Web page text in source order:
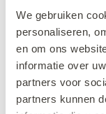
We gebruiken
personaliseren,
en om ons
informatie over
partners voor
partners kunnen